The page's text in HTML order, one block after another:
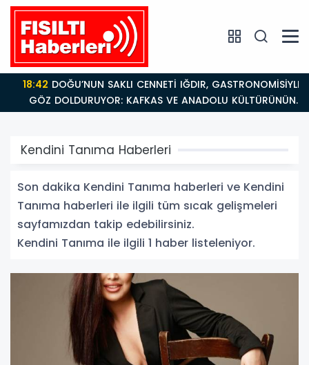
18:42DOĞU’NUN SAKLI CENNETİ IĞDIR, GASTRONOMİSİYLE
GÖZ DOLDURUYOR: KAFKAS VE ANADOLU KÜLTÜRÜNÜN
BULUŞMA NOKTASI
Kendini Tanıma Haberleri
Son dakika Kendini Tanıma haberleri ve Kendini
Tanıma haberleri ile ilgili tüm sıcak gelişmeleri
sayfamızdan takip edebilirsiniz.
Kendini Tanıma ile ilgili 1 haber listeleniyor.